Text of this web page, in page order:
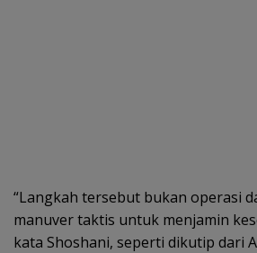
“Langkah tersebut bukan operasi
manuver taktis untuk menjamin
kata Shoshani, seperti dikutip dari